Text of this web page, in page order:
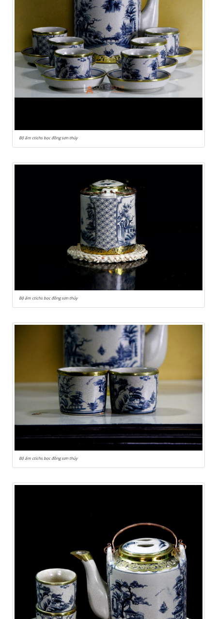
Bộ ấm ctichs bọc đồng sơn thủy
Bộ ấm ctichs bọc đồng sơn thủy
Bộ ấm ctichs bọc đồng sơn thủy